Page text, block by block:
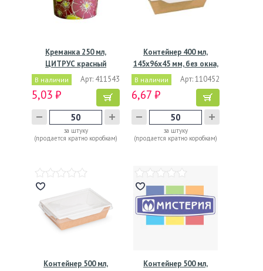
Креманка 250 мл,
ЦИТРУС красный
,картон
В наличии Арт: 411543
5,03 ₽
за штуку
(продается кратно коробкам)
Контейнер 400 мл,
145х96х45 мм, без окна,
В наличии Арт: 110452
6,67 ₽
за штуку
(продается кратно коробкам)
Контейнер 500 мл,
Контейнер 500 мл,